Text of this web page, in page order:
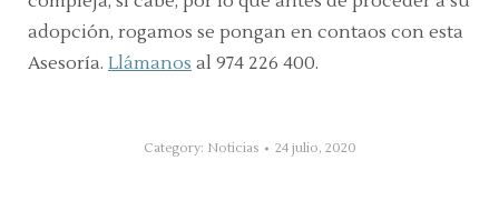
adopción, rogamos se pongan en contaos con esta
Asesoría. Llámanos al 974 226 400.
Category: Noticias 24 julio, 2020